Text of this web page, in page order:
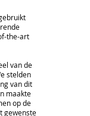
the-art
van de
stelden
van dit
maakte
op de
gewenste